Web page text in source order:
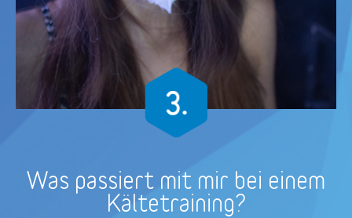
Was passiert mit mir bei einem
Kältetraining?